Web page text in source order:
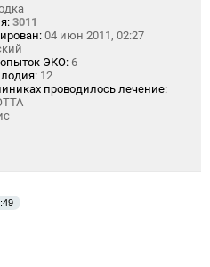
3011
04 июн 2011, 02:27
ЭКО: 6
12
проводилось лечение: